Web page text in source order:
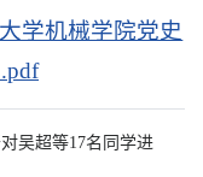
学机械学院党史
吴超等17名同学进